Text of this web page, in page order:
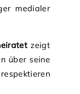
medialer
zeigt
über seine